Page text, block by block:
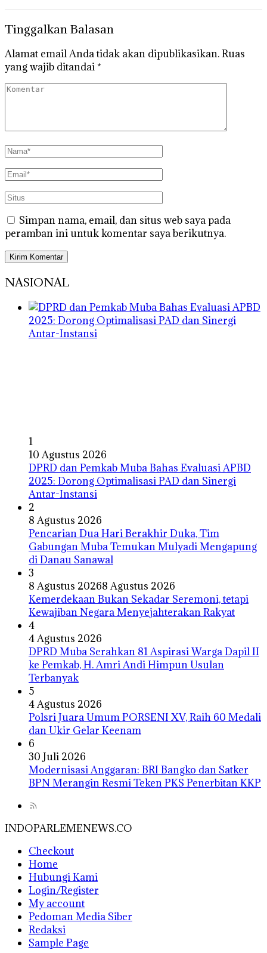
Tinggalkan Balasan
Alamat email Anda tidak akan dipublikasikan.Ruas
yang wajib ditandai *
Simpan nama, email, dan situs web saya pada
peramban ini untuk komentar saya berikutnya.
NASIONAL
1
10 Agustus 2026
DPRD dan Pemkab Muba Bahas Evaluasi APBD
2025: Dorong Optimalisasi PAD dan Sinergi
Antar-Instansi
2
8 Agustus 2026
Pencarian Dua Hari Berakhir Duka, Tim
Gabungan Muba Temukan Mulyadi Mengapung
di Danau Sanawal
3
8 Agustus 20268 Agustus 2026
Kemerdekaan Bukan Sekadar Seremoni, tetapi
Kewajiban Negara Menyejahterakan Rakyat
4
4 Agustus 2026
DPRD Muba Serahkan 81 Aspirasi Warga Dapil II
ke Pemkab, H. Amri Andi Himpun Usulan
Terbanyak
5
4 Agustus 2026
Polsri Juara Umum PORSENI XV, Raih 60 Medali
dan Ukir Gelar Keenam
6
30 Juli 2026
Modernisasi Anggaran: BRI Bangko dan Satker
BPN Merangin Resmi Teken PKS Penerbitan KKP
INDOPARLEMENEWS.CO
Checkout
Home
Hubungi Kami
Login/Register
My account
Pedoman Media Siber
Redaksi
Sample Page